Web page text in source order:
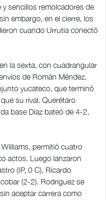
sencillos remolcadores de
embargo, en el cierre, los
cuando Urrutia conectó
la sexta, con cuadrangular
de Román Méndez.
yucateco, que terminó
su rival. Querétaro
base Díaz bateó de 4-2,
permitió cuatro
actos. Luego lanzaron
(IP, 0 C), Ricardo
(2-2). Rodriguez se
aceptar carrera como